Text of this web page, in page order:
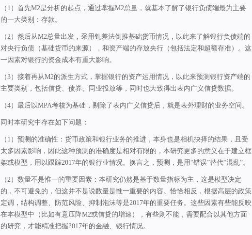
（1）首先M2是分析的起点，通过掌握M2总量，就基本了解了银行负债端最为主要
的一大类别：存款。
（2）然后从M2总量出发，采用钆差法倒推基础货币情况，以此来了解银行负债端的
对央行负债（基础货币的来源），和资产端的存放央行（包括法定和超额存准）。这
一因素对银行的资金成本有重大影响。
（3）接着再从M2的派生方式，掌握银行的资产运用情况，以此来预测银行资产端的
主要类别，包括信贷、债券、同业投放等，同时也大致得出表内广义信贷数据。
（4）最后以MPA考核为基础，剔除了表内广义信贷后，就是表外理财的业务空间。
同时本研究中存在如下问题：
（1）预测的准确性：货币政策和银行业务的推进，本身也是相机抉择的结果，且受
太多因素影响，因此这种预测的准确度是相对有限的，本研究更多的意义在于建立框
架或模型，用以跟踪2017年的银行业情况。换言之，预测，是用“错误”替代“混乱”。
（2）数量不是惟一的重要因素：本研究仍然是基于数量指标为主，这是模型决定
的，不可避免的，但这并不是说数量是惟一重要的内容。恰恰相反，根据高层的政策
定调，结构调整、防范风险、抑制泡沫等是2017年的重要任务。这些因素有些能反映
在本模型中（比如有意压降M2或信贷的增速），有些则不能，需要配合以其他方面
的研究，才能精准把握2017年的金融、银行情况。